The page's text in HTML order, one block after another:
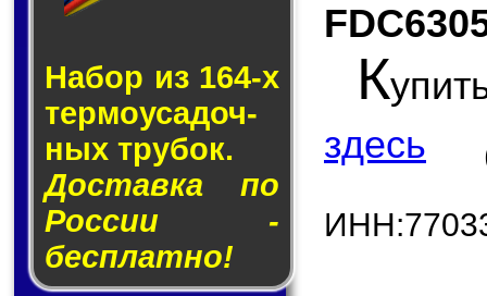
Набор из 164-х
тер­мо­у­са­доч­
ных тру­бок.
Доставка по
России -
бесплатно!
К
здесь